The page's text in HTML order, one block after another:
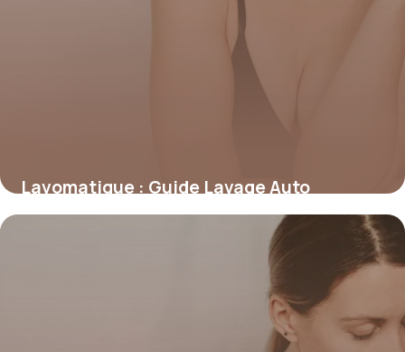
Lavomatique : Guide Lavage Auto
Automatique 2026